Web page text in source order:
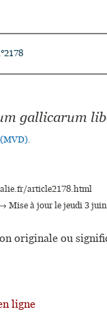
gallicarum
article2178.html
Mise à jour le jeudi 3
originale ou
ligne